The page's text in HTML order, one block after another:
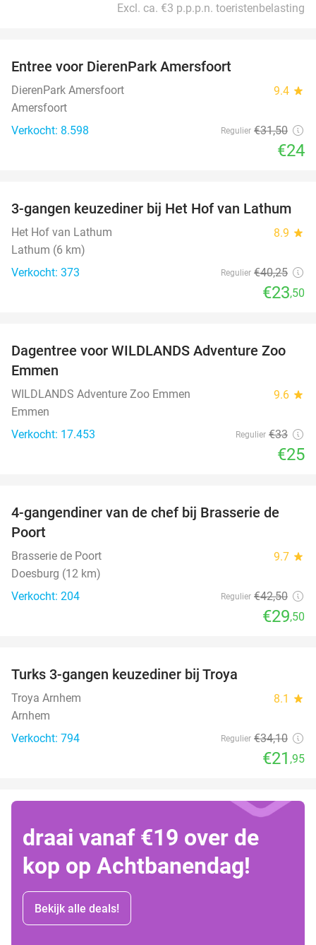
Excl. ca. €3 p.p.p.n. toeristenbelasting
Entree voor DierenPark Amersfoort
DierenPark Amersfoort 9.4 star
Amersfoort
Verkocht: 8.598
Regulier €31,50
€24
42%
3-gangen keuzediner bij Het Hof van Lathum
Het Hof van Lathum 8.9 star
Lathum (6 km)
Verkocht: 373
Regulier €40,25
€23,50
24%
Dagentree voor WILDLANDS Adventure Zoo
Emmen
WILDLANDS Adventure Zoo Emmen 9.6 star
Emmen
Verkocht: 17.453
Regulier €33
€25
31%
4-gangendiner van de chef bij Brasserie de
Poort
Brasserie de Poort 9.7 star
Doesburg (12 km)
Verkocht: 204
Regulier €42,50
€29,50
Turks 3-gangen keuzediner bij Troya
Troya Arnhem 8.1 star
Arnhem
Verkocht: 794
Regulier €34,10
€21 ,95
draai vanaf €19 over de
kop op Achtbanendag!
Bekijk alle deals!